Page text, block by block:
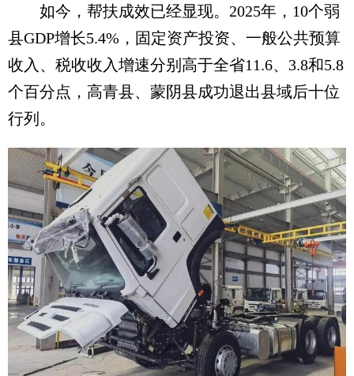
如今，帮扶成效已经显现。2025年，10个弱
县GDP增长5.4%，固定资产投资、一般公共预算
收入、税收收入增速分别高于全省11.6、3.8和5.8
个百分点，高青县、蒙阴县成功退出县域后十位
行列。